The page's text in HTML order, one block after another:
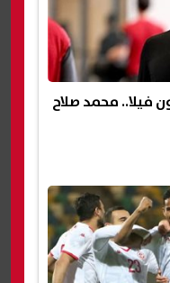
فيلا.. محمد صلاح